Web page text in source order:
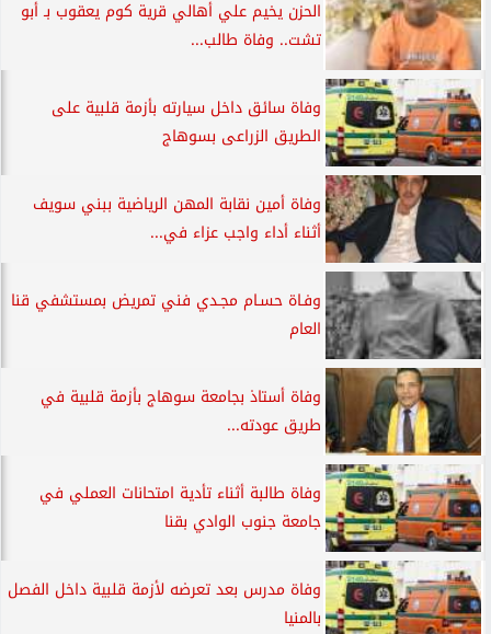
الحزن يخيم علي أهالي قرية كوم يعقوب بـ أبو
تشت.. وفاة طالب...
وفاة سائق داخل سيارته بأزمة قلبية على
الطريق الزراعى بسوهاج
وفاة أمين نقابة المهن الرياضية ببني سويف
أثناء أداء واجب عزاء في...
وفـاة حسـام مجـدي فني تمريض بمستشفي قنا
العام
وفاة أستاذ بجامعة سوهاج بأزمة قلبية في
طريق عودته...
وفاة طالبة أثناء تأدية امتحانات العملي في
جامعة جنوب الوادي بقنا
وفاة مدرس بعد تعرضه لأزمة قلبية داخل الفصل
بالمنيا